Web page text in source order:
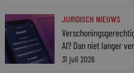
JURIDISCH NIEUWS
AI? Dan niet langer
31 juli 2026